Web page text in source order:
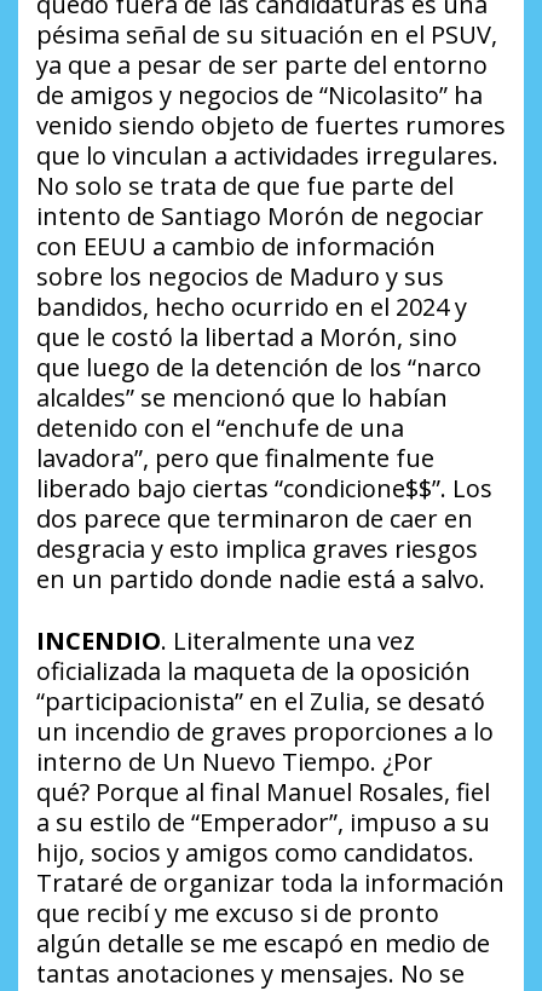
pésima señal de su situación en el PSUV,
ya que a pesar de ser parte del entorno
de amigos y negocios de “Nicolasito” ha
venido siendo objeto de fuertes rumores
que lo vinculan a actividades irregulares.
No solo se trata de que fue parte del
intento de Santiago Morón de negociar
con EEUU a cambio de información
sobre los negocios de Maduro y sus
bandidos, hecho ocurrido en el 2024 y
que le costó la libertad a Morón, sino
que luego de la detención de los “narco
alcaldes” se mencionó que lo habían
detenido con el “enchufe de una
lavadora”, pero que finalmente fue
liberado bajo ciertas “condicione$$”. Los
dos parece que terminaron de caer en
desgracia y esto implica graves riesgos
en un partido donde nadie está a salvo.
INCENDIO. Literalmente una vez
oficializada la maqueta de la oposición
“participacionista” en el Zulia, se desató
un incendio de graves proporciones a lo
interno de Un Nuevo Tiempo. ¿Por
qué? Porque al final Manuel Rosales, fiel
a su estilo de “Emperador”, impuso a su
hijo, socios y amigos como candidatos.
Trataré de organizar toda la información
que recibí y me excuso si de pronto
algún detalle se me escapó en medio de
tantas anotaciones y mensajes. No se